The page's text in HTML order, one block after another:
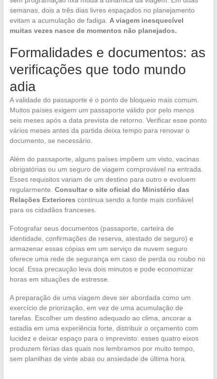
semanas, dois a três dias livres espaçados no planejamento
evitam a acumulação de fadiga. A viagem inesquecível
muitas vezes nasce de momentos não planejados.
Formalidades e documentos: as
verificações que todo mundo
adia
A validade do passaporte é o ponto de bloqueio mais comum.
Muitos países exigem um passaporte válido por pelo menos
seis meses após a data prevista de retorno. Verificar esse ponto
vários meses antes da partida deixa tempo para renovar o
documento, se necessário.
Além do passaporte, alguns países impõem um visto, vacinas
obrigatórias ou um seguro de viagem comprovável na entrada.
Esses requisitos variam de um destino para outro e evoluem
regularmente. Consultar o site oficial do Ministério das
Relações Exteriores continua sendo a fonte mais confiável
para os cidadãos franceses.
Fotografar seus documentos (passaporte, carteira de
identidade, confirmações de reserva, atestado de seguro) e
armazenar essas cópias em um serviço de nuvem seguro
oferece uma rede de segurança em caso de perda ou roubo no
local. Essa precaução leva dois minutos e pode economizar
horas em situações de estresse.
A preparação de uma viagem deve ser abordada como um
exercício de priorização, em vez de uma acumulação de
tarefas. Escolher um destino adequado ao clima, ancorar a
estadia em uma experiência forte, distribuir o orçamento com
lucidez e deixar espaço para o imprevisto: esses quatro eixos
produzem férias das quais nos lembramos por muito tempo,
sem planilhas de vinte abas ou ansiedade de última hora.